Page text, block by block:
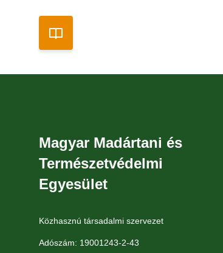
Magyar Madártani és
Természetvédelmi
Egyesület
Közhasznú társadalmi szervezet
Adószám: 19001243-2-43